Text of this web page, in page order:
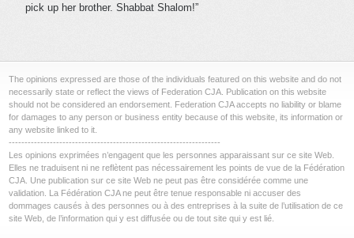
pick up her brother. Shabbat Shalom!”
The opinions expressed are those of the individuals featured on this website and do not
necessarily state or reflect the views of Federation CJA. Publication on this website
should not be considered an endorsement. Federation CJA accepts no liability or blame
for damages to any person or business entity because of this website, its information or
any website linked to it.
-------------------------------------------------------------------
Les opinions exprimées n’engagent que les personnes apparaissant sur ce site Web.
Elles ne traduisent ni ne reflètent pas nécessairement les points de vue de la Fédération
CJA. Une publication sur ce site Web ne peut pas être considérée comme une
validation. La Fédération CJA ne peut être tenue responsable ni accuser des
dommages causés à des personnes ou à des entreprises à la suite de l’utilisation de ce
site Web, de l’information qui y est diffusée ou de tout site qui y est lié.